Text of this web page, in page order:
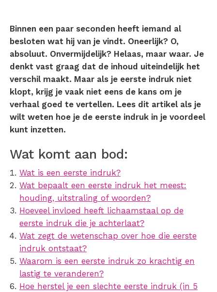
Binnen een paar seconden heeft iemand al
besloten wat hij van je vindt. Oneerlijk? O,
absoluut. Onvermijdelijk? Helaas, maar waar. Je
denkt vast graag dat de inhoud uiteindelijk het
verschil maakt. Maar als je eerste indruk niet
klopt, krijg je vaak niet eens de kans om je
verhaal goed te vertellen. Lees dit artikel als je
wilt weten hoe je de eerste indruk in je voordeel
kunt inzetten.
Wat komt aan bod:
Wat is een eerste indruk?
Wat bepaalt een eerste indruk het meest:
houding, uitstraling of woorden?
Hoeveel invloed heeft lichaamstaal op de
eerste indruk die je achterlaat?
Wat zegt de wetenschap over hoe die eerste
indruk ontstaat?
Waarom is een eerste indruk zo krachtig en
lastig te veranderen?
Hoe herstel je een slechte eerste indruk (in 5